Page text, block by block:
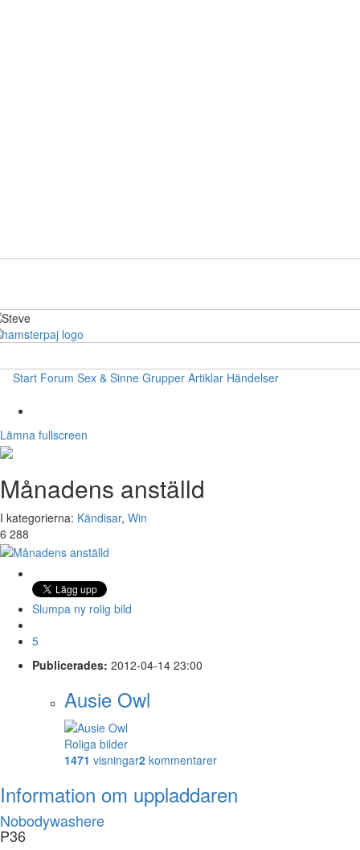
Start Forum Sex & Sinne Grupper Artiklar Händelser
Lämna fullscreen
Månadens anställd
I kategorierna: Kändisar, Win
6 288
Slumpa ny rolig bild
5
Publicerades: 2012-04-14 23:00
Ausie Owl
Roliga bilder
1471 visningar2 kommentarer
Information om uppladdaren
Nobodywashere
P36